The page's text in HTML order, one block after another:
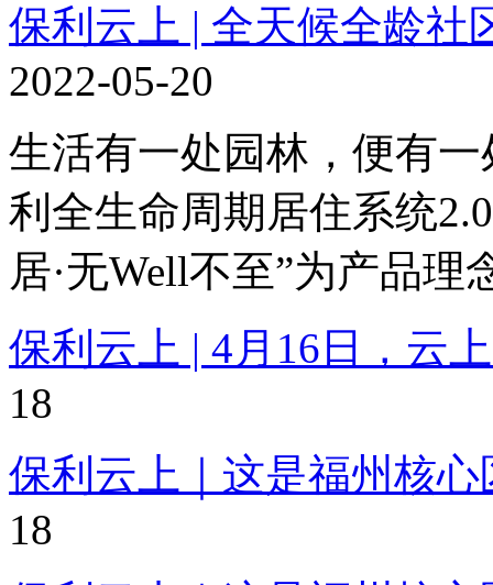
保利云上 | 全天候全龄社
2022-05-20
生活有一处园林，便有
利全生命周期居住系统
居·无Well不至”为产品
保利云上 | 4月16日，云
18
保利云上｜这是福州核
18